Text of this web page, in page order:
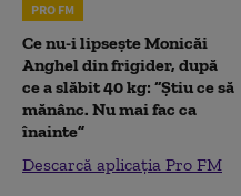
PRO FM
Ce nu-i lipsește Monicăi
Anghel din frigider, după
ce a slăbit 40 kg: “Știu ce să
mănânc. Nu mai fac ca
înainte”
Descarcă aplicația Pro FM